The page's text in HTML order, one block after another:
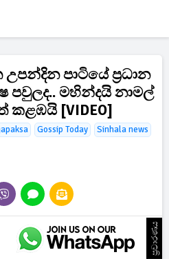
පාටියේ ප්‍රධාන
පවුලද.. මහින්දයි නාමල්
[VIDEO]
Gossip Today
Sinhala news
ප්‍රචාරණය